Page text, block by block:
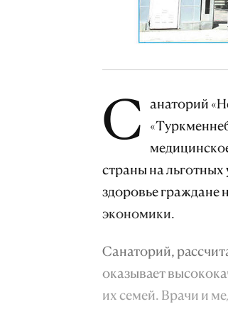
С анаторий
страны на льготных
здоровье граждане
экономики.
Санаторий,
оказывает
их семей. Врачи и